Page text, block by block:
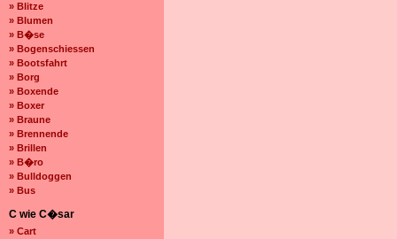
» Blitze
» Blumen
» B�se
» Bogenschiessen
» Bootsfahrt
» Borg
» Boxende
» Boxer
» Braune
» Brennende
» Brillen
» B�ro
» Bulldoggen
» Bus
C wie C�sar
» Cart